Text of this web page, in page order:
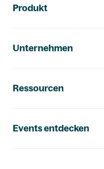
Produkt
Unternehmen
Ressourcen
Events entdecken